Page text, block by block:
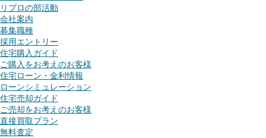
リプロの部活動
会社案内
募集職種
採用エントリー
住宅購入ガイド
ご購入をお考えのお客様
住宅ローン・金利情報
ローンシミュレーション
住宅売却ガイド
ご売却をお考えのお客様
直接買取プラン
無料査定